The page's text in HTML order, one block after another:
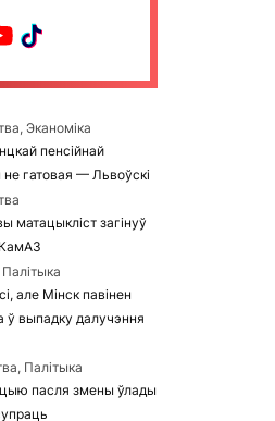
Эканоміка
пенсійнай
не гатовая — Львоўскі
матацыкліст загінуў
але Мінск павінен
выпадку далучэння
Палітыка
пасля змены ўлады